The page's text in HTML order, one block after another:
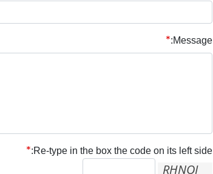
Message:
Re-type in the box the code on its left side: